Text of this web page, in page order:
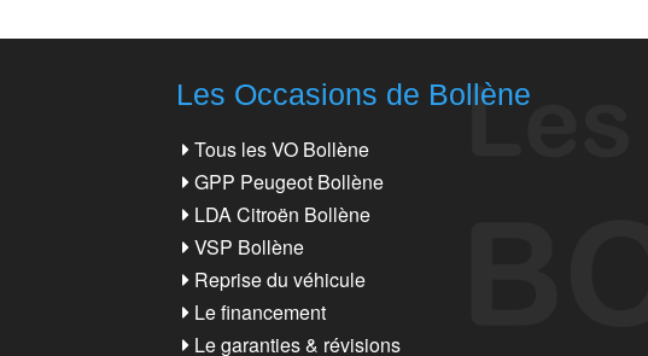
Les Occasions de Bollène
Tous les VO Bollène
GPP Peugeot Bollène
LDA Citroën Bollène
VSP Bollène
Reprise du véhicule
Le financement
Le garanties & révisions